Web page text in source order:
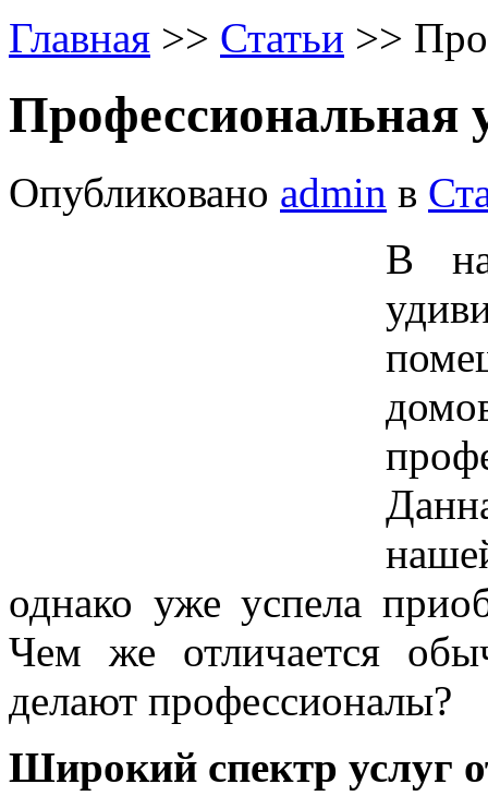
Главная >> Статьи >>
Профессиональная
Опубликовано admin в
В
однако уже успела
Чем же отличается
делают профессионалы?
Широкий спектр услуг